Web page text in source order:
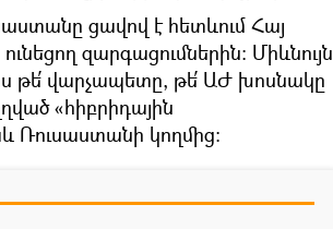
ցավով է հետևում Հայ
զարգացումներին։ Միևնույն
թե՛ վարչապետը, թե՛ ԱԺ խոսնակը
«հիբրիդային
Ռուսաստանի կողմից։